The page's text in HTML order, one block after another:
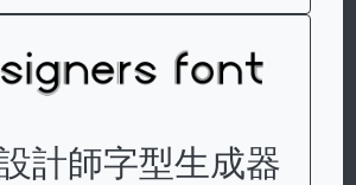
計師字型生成器